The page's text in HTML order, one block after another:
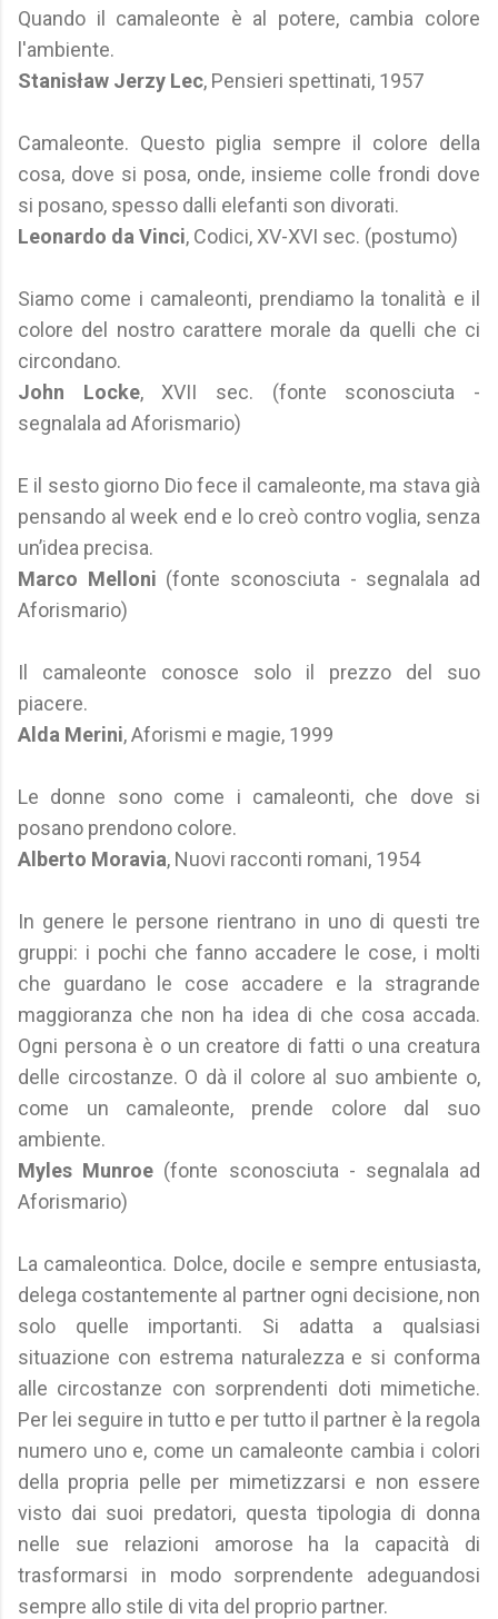
Quando il camaleonte è al potere, cambia colore
l'ambiente.
Stanisław Jerzy Lec, Pensieri spettinati, 1957
Camaleonte. Questo piglia sempre il colore della
cosa, dove si posa, onde, insieme colle frondi dove
si posano, spesso dalli elefanti son divorati.
Leonardo da Vinci, Codici, XV-XVI sec. (postumo)
Siamo come i camaleonti, prendiamo la tonalità e il
colore del nostro carattere morale da quelli che ci
circondano.
John Locke, XVII sec. (fonte sconosciuta -
segnalala ad Aforismario)
E il sesto giorno Dio fece il camaleonte, ma stava già
pensando al week end e lo creò contro voglia, senza
un’idea precisa.
Marco Melloni (fonte sconosciuta - segnalala ad
Aforismario)
Il camaleonte conosce solo il prezzo del suo
piacere.
Alda Merini, Aforismi e magie, 1999
Le donne sono come i camaleonti, che dove si
posano prendono colore.
Alberto Moravia, Nuovi racconti romani, 1954
In genere le persone rientrano in uno di questi tre
gruppi: i pochi che fanno accadere le cose, i molti
che guardano le cose accadere e la stragrande
maggioranza che non ha idea di che cosa accada.
Ogni persona è o un creatore di fatti o una creatura
delle circostanze. O dà il colore al suo ambiente o,
come un camaleonte, prende colore dal suo
ambiente.
Myles Munroe (fonte sconosciuta - segnalala ad
Aforismario)
La camaleontica. Dolce, docile e sempre entusiasta,
delega costantemente al partner ogni decisione, non
solo quelle importanti. Si adatta a qualsiasi
situazione con estrema naturalezza e si conforma
alle circostanze con sorprendenti doti mimetiche.
Per lei seguire in tutto e per tutto il partner è la regola
numero uno e, come un camaleonte cambia i colori
della propria pelle per mimetizzarsi e non essere
visto dai suoi predatori, questa tipologia di donna
nelle sue relazioni amorose ha la capacità di
trasformarsi in modo sorprendente adeguandosi
sempre allo stile di vita del proprio partner.